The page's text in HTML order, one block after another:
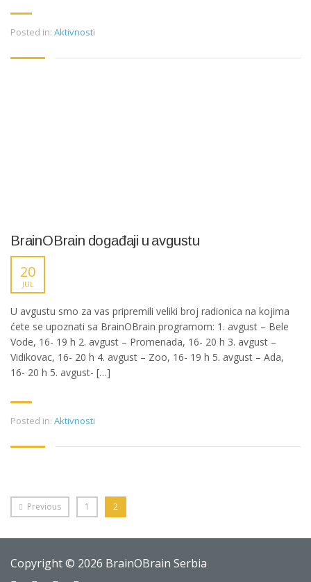
Posted in: Aktivnosti
BrainOBrain događaji u avgustu
20
JUL
U avgustu smo za vas pripremili veliki broj radionica na kojima
ćete se upoznati sa BrainOBrain programom: 1. avgust – Bele
Vode, 16- 19 h 2. avgust – Promenada, 16- 20 h 3. avgust –
Vidikovac, 16- 20 h 4. avgust – Zoo, 16- 19 h 5. avgust – Ada,
16- 20 h 5. avgust- […]
Posted in: Aktivnosti
Previous 1 2
Copyright © 2026 BrainOBrain Serbia